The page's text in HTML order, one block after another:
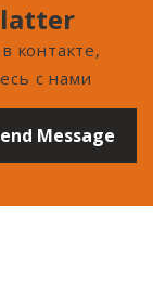
контакте,
с нами